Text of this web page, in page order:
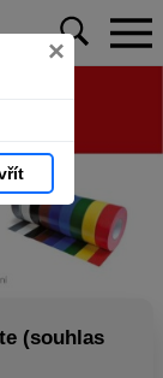
×
(souhlas